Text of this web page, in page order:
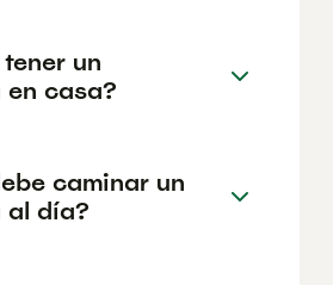
un
casa?
caminar un
al día?